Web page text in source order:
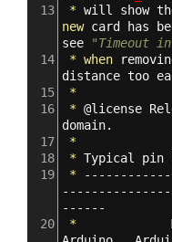
13
* will show
new card has
see
"Timeout
14
* when
distance too
15
*
16
* @license
domain.
17
*
18
* Typical pin
19
*
------
20
*